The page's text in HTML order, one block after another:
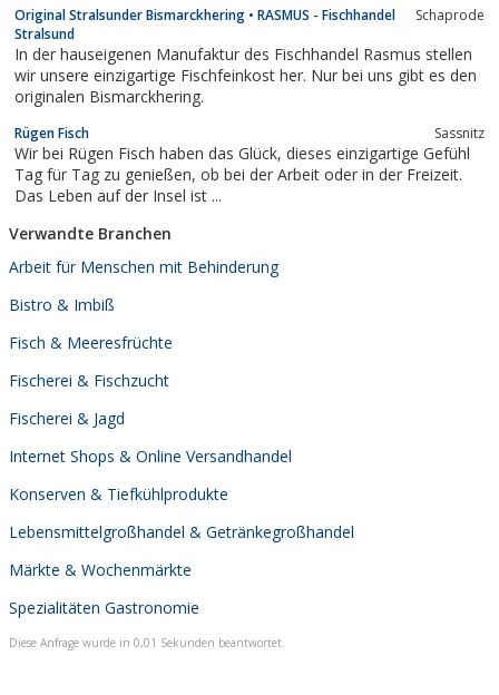
Fischkonserven, Feinkost, Salate und Marinaden nach
Original Stralsunder Bismarckhering • RASMUS - Fischhandel
Stralsund
Schaprode
In der hauseigenen Manufaktur des Fischhandel Rasmus stellen
wir unsere einzigartige Fischfeinkost her. Nur bei uns gibt es den
originalen Bismarckhering.
Rügen Fisch Sassnitz
Wir bei Rügen Fisch haben das Glück, dieses einzigartige Gefühl
Tag für Tag zu genießen, ob bei der Arbeit oder in der Freizeit.
Das Leben auf der Insel ist ...
Verwandte Branchen
Arbeit für Menschen mit Behinderung
Bistro & Imbiß
Fisch & Meeresfrüchte
Fischerei & Fischzucht
Fischerei & Jagd
Internet Shops & Online Versandhandel
Konserven & Tiefkühlprodukte
Lebensmittelgroßhandel & Getränkegroßhandel
Märkte & Wochenmärkte
Spezialitäten Gastronomie
Diese Anfrage wurde in 0,01 Sekunden beantwortet.